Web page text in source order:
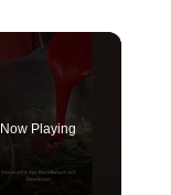
Now Playing